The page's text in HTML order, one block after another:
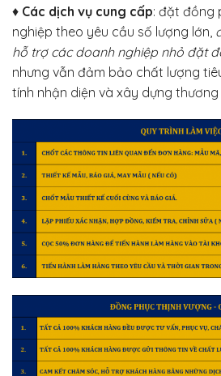
♦ Các dịch vụ cung cấp: đặt đồng
nghiệp theo yêu cầu số lượng lớn,
hỗ trợ các doanh nghiệp nhỏ đặt
nhưng vẫn đảm bảo chất lượng
tính nhận diện và xây dựng thương